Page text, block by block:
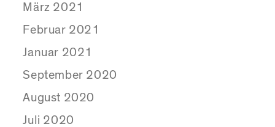
März 2021
Februar 2021
Januar 2021
September 2020
August 2020
Juli 2020